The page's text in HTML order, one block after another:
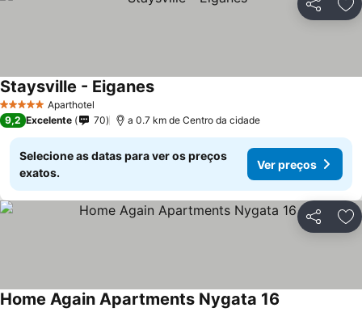
Partilhar
5 Estrelas Aparthotel
Staysville - Eiganes
9,2 Excelente 70 a 0.7 km de Centro da cidade
Selecione as datas para ver os preços
exatos.
Ver preços
Partilhar
Home Again Apartments Nygata 16